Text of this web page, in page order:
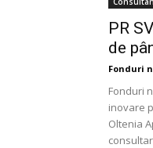
PR
de
Fonduri
Fonduri
inovare
Oltenia